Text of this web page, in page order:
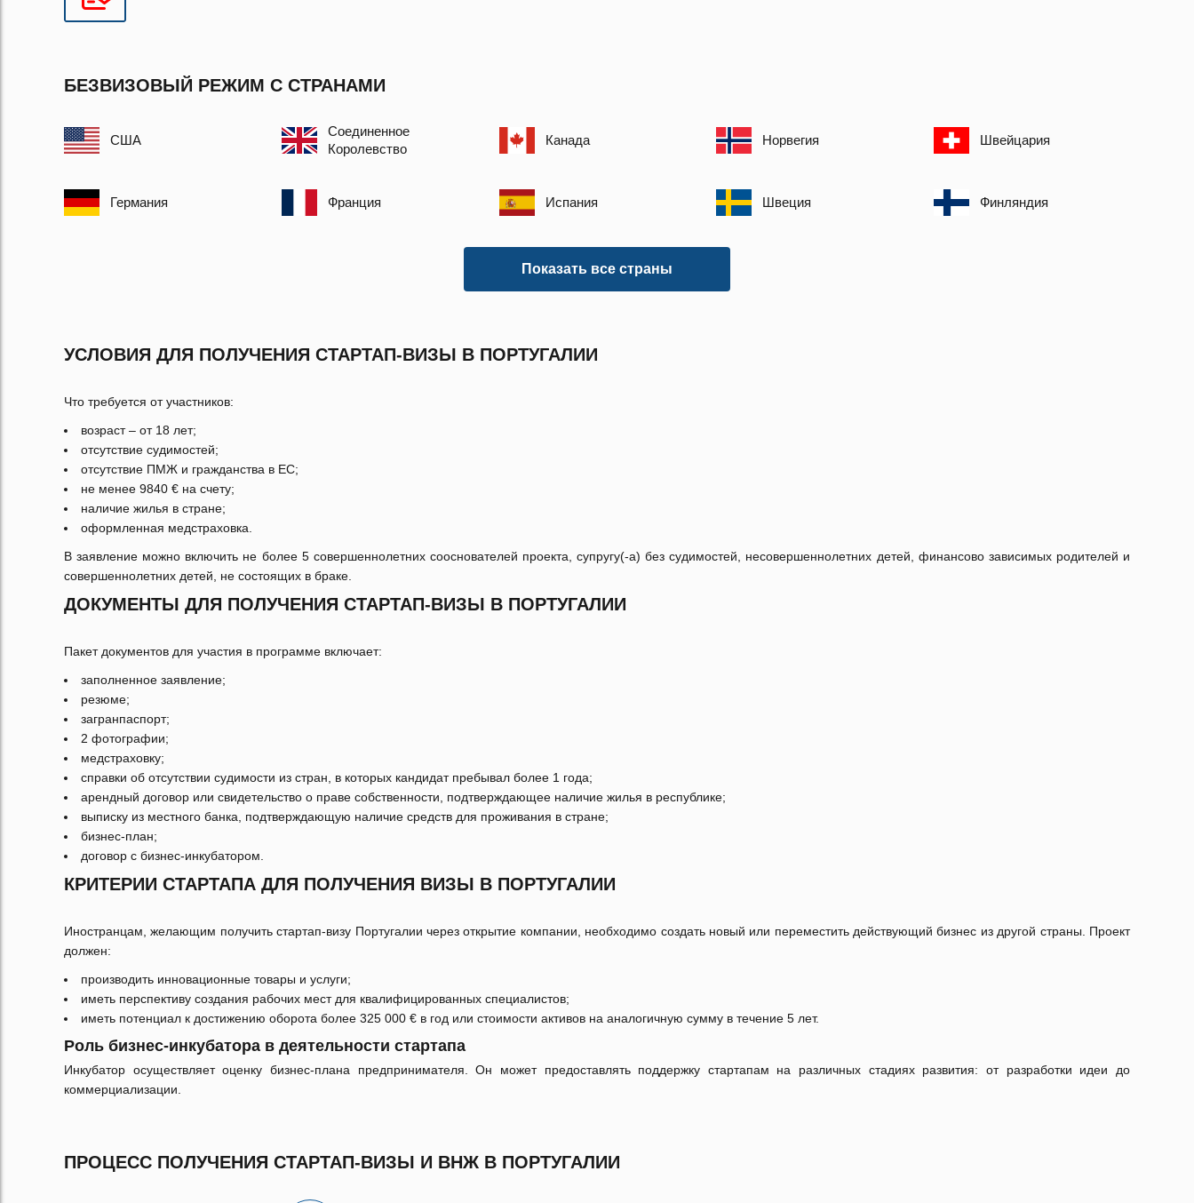
БЕЗВИЗОВЫЙ РЕЖИМ С СТРАНАМИ
США
Соединенное
Королевство
Канада Норвегия Швейцария
Германия Франция Испания Швеция Финляндия
Показать все страны
УСЛОВИЯ ДЛЯ ПОЛУЧЕНИЯ СТАРТАП-ВИЗЫ В ПОРТУГАЛИИ
Что требуется от участников:
возраст – от 18 лет;
отсутствие судимостей;
отсутствие ПМЖ и гражданства в ЕС;
не менее 9840 € на счету;
наличие жилья в стране;
оформленная медстраховка.
В заявление можно включить не более 5 совершеннолетних сооснователей проекта, супругу(-а) без судимостей, несовершеннолетних детей, финансово зависимых родителей и
совершеннолетних детей, не состоящих в браке.
ДОКУМЕНТЫ ДЛЯ ПОЛУЧЕНИЯ СТАРТАП-ВИЗЫ В ПОРТУГАЛИИ
Пакет документов для участия в программе включает:
заполненное заявление;
резюме;
загранпаспорт;
2 фотографии;
медстраховку;
справки об отсутствии судимости из стран, в которых кандидат пребывал более 1 года;
арендный договор или свидетельство о праве собственности, подтверждающее наличие жилья в республике;
выписку из местного банка, подтверждающую наличие средств для проживания в стране;
бизнес-план;
договор с бизнес-инкубатором.
КРИТЕРИИ СТАРТАПА ДЛЯ ПОЛУЧЕНИЯ ВИЗЫ В ПОРТУГАЛИИ
Иностранцам, желающим получить стартап-визу Португалии через открытие компании, необходимо создать новый или переместить действующий бизнес из другой страны. Проект
должен:
производить инновационные товары и услуги;
иметь перспективу создания рабочих мест для квалифицированных специалистов;
иметь потенциал к достижению оборота более 325 000 € в год или стоимости активов на аналогичную сумму в течение 5 лет.
Роль бизнес-инкубатора в деятельности стартапа
Инкубатор осуществляет оценку бизнес-плана предпринимателя. Он может предоставлять поддержку стартапам на различных стадиях развития: от разработки идеи до
коммерциализации.
ПРОЦЕСС ПОЛУЧЕНИЯ СТАРТАП-ВИЗЫ И ВНЖ В ПОРТУГАЛИИ